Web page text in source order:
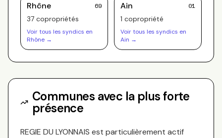
Rhône 69
37 copropriétés
Voir tous les syndics en
Rhône →
Ain 01
1 copropriété
Voir tous les syndics en
Ain →
Communes avec la plus forte
présence
REGIE DU LYONNAIS est particulièrement actif